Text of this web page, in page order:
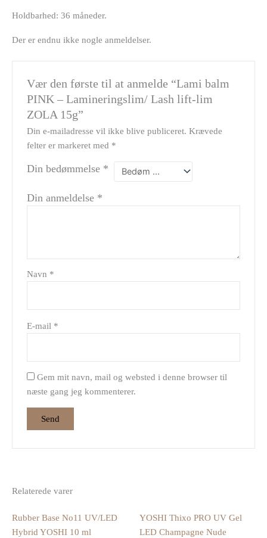
Holdbarhed: 36 måneder.
Der er endnu ikke nogle anmeldelser.
Vær den første til at anmelde “Lami balm
PINK – Lamineringslim/ Lash lift-lim
ZOLA 15g”
Din e-mailadresse vil ikke blive publiceret. Krævede
felter er markeret med *
Din bedømmelse *
Din anmeldelse *
Navn *
E-mail *
Gem mit navn, mail og websted i denne browser til
næste gang jeg kommenterer.
Relaterede varer
Rubber Base No11 UV/LED
Hybrid YOSHI 10 ml
YOSHI Thixo PRO UV Gel
LED Champagne Nude